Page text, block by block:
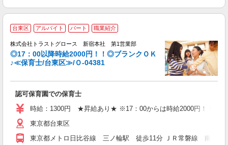
台東区 アルバイト パート 職業紹介
株式会社トラストグロース 新宿本社 第1営業部
◎17：00以降時給2000円！！◎ブランクＯＫ
♪≪保育士/台東区≫/Ｏ-04381
認可保育園での保育士
時給：1300円 ★昇給あり★ ※17：00からは時給2000円！！
東京都台東区
東京都メトロ日比谷線 三ノ輪駅 徒歩11分 ＪＲ常磐線 南千住